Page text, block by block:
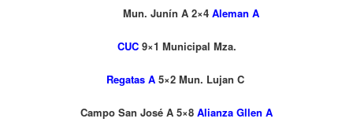
Mun. Junín A 2×4 Aleman A
CUC9×1 Municipal Mza.
Regatas A5×2 Mun. Lujan C
Campo San José A 5×8 Alianza Gllen A